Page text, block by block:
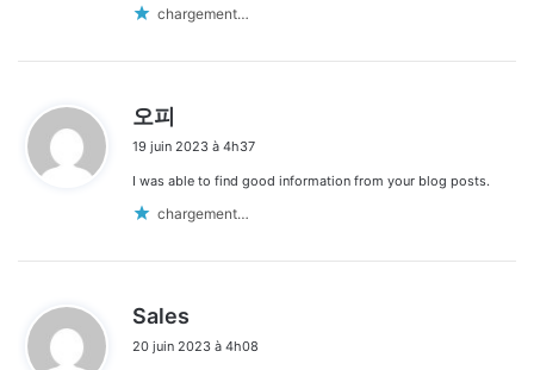
chargement…
오피
t
19 juin 2023 à 4h37
I was able to find good information from your blog posts.
chargement…
Sales
t
20 juin 2023 à 4h08